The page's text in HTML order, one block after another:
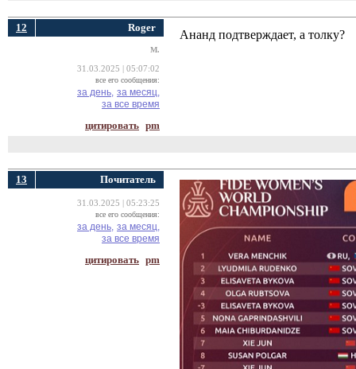
12 Roger
M.
31.03.2025 | 05:07:02
все его сообщения:
за день, за месяц,
за все время
цитировать pm
Ананд подтверждает, а толку?
13 Почитатель
31.03.2025 | 05:23:25
все его сообщения:
за день, за месяц,
за все время
цитировать pm